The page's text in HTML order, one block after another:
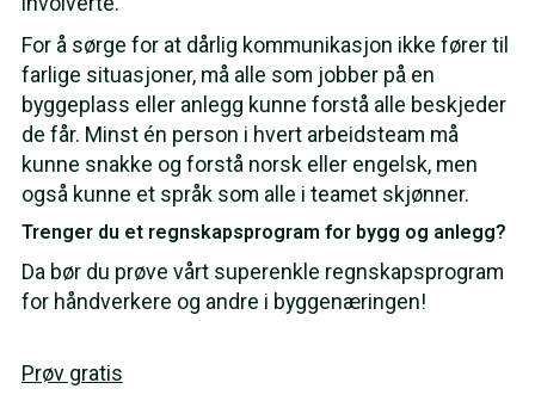
For å sørge for at dårlig kommunikasjon ikke fører til
farlige situasjoner, må alle som jobber på en
byggeplass eller anlegg kunne forstå alle beskjeder
de får. Minst én person i hvert arbeidsteam må
kunne snakke og forstå norsk eller engelsk, men
også kunne et språk som alle i teamet skjønner.
Trenger du et regnskapsprogram for bygg og anlegg?
Da bør du prøve vårt superenkle regnskapsprogram
for håndverkere og andre i byggenæringen!
Prøv gratis